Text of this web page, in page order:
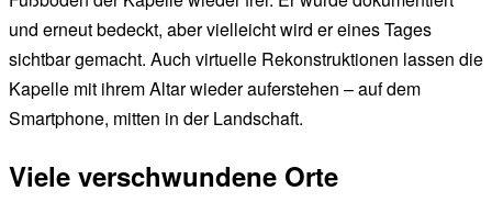
und erneut bedeckt, aber vielleicht wird er eines Tages
sichtbar gemacht. Auch virtuelle Rekonstruktionen lassen die
Kapelle mit ihrem Altar wieder auferstehen – auf dem
Smartphone, mitten in der Landschaft.
Viele verschwundene Orte